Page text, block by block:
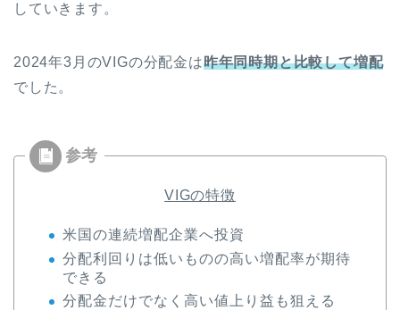
していきます。
2024年3月のVIGの分配金は昨年同時期と比較して増配
でした。
VIGの特徴
米国の連続増配企業へ投資
分配利回りは低いものの高い増配率が期待
できる
分配金だけでなく高い値上り益も狙える